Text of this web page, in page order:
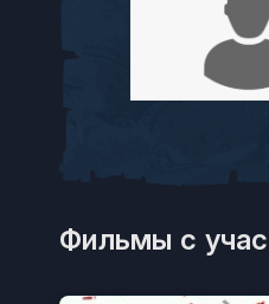
Фильмы с